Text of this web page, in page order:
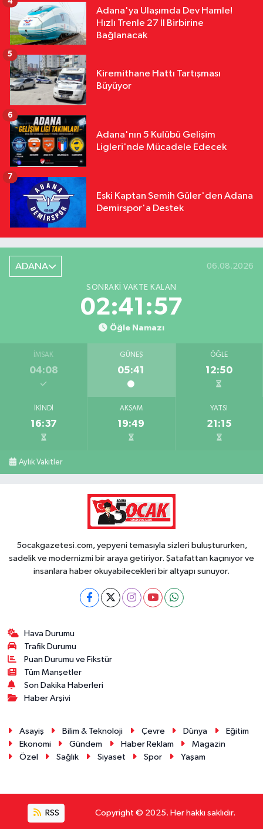
Adana'ya Ulaşımda Dev Hamle!
Hızlı Trenle 27 İl Birbirine
Bağlanacak
Kiremithane Hattı Tartışması
Büyüyor
5
Adana'nın 5 Kulübü Gelişim
Ligleri'nde Mücadele Edecek
6
Eski Kaptan Semih Güler'den Adana
Demirspor'a Destek
7
ADANA 06.08.2026
SONRAKI VAKTE KALAN
02:41:56
Öğle Namazı
İMSAK
04:08
GÜNEŞ
05:41
ÖĞLE
12:50
İKINDI
16:37
AKŞAM
19:49
YATSI
21:15
Aylık Vakitler
5ocakgazetesi.com, yepyeni temasıyla sizleri buluştururken,
sadelik ve modernizmi bir araya getiriyor. Şatafattan kaçınıyor ve
insanlara haber okuyabilecekleri bir altyapı sunuyor.
Hava Durumu
Trafik Durumu
Puan Durumu ve Fikstür
Tüm Manşetler
Son Dakika Haberleri
Haber Arşivi
Asayiş Bilim & Teknoloji Çevre Dünya
Eğitim
Ekonomi
Gündem Haber Reklam
Magazin
Özel
Sağlık Siyaset Spor Yaşam
RSS Copyright © 2025. Her hakkı saklıdır.